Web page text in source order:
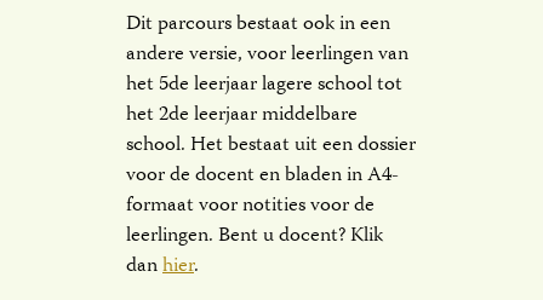
Dit parcours bestaat ook in een
andere versie, voor leerlingen van
het 5de leerjaar lagere school tot
het 2de leerjaar middelbare
school. Het bestaat uit een dossier
voor de docent en bladen in A4-
formaat voor notities voor de
leerlingen. Bent u docent? Klik
danhier.